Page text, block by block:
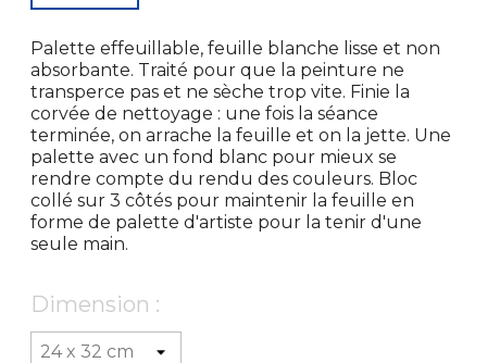
Palette effeuillable, feuille blanche lisse et non
absorbante. Traité pour que la peinture ne
transperce pas et ne sèche trop vite. Finie la
corvée de nettoyage : une fois la séance
terminée, on arrache la feuille et on la jette. Une
palette avec un fond blanc pour mieux se
rendre compte du rendu des couleurs. Bloc
collé sur 3 côtés pour maintenir la feuille en
forme de palette d'artiste pour la tenir d'une
seule main.
Dimension :